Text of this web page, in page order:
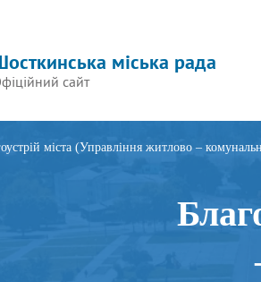
міська рада
сайт
міста (Управління житлово –